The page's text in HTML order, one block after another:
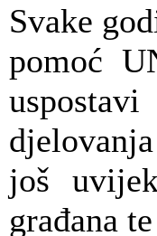
Svake
pomoć
još
građana